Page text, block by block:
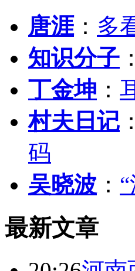
唐涯： 多
知识分子 ：
丁金坤 ：
村夫日记 ：
码
吴晓波 ：
最新文章